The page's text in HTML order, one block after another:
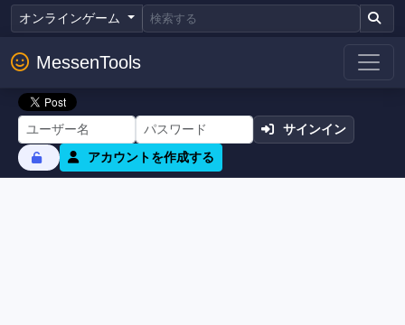
オンラインゲーム
MessenTools
サインイン
アカウントを作成する